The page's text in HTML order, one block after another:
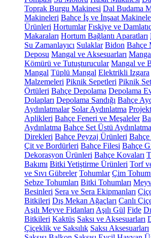
Toprak Burgu Makinesi Dal Budama
Makineleri Bahçe İş ve İnşaat
Ürünleri Hortumlar Fıskiye ve
Makaraları Hortum Bağlantı Aparatları
Su Zamanlayıcı Sulaklar Bidon Bahçe
Deposu Mangal ve Aksesuarları
Kömürü ve Tutuşturucular Mangal ve
Mangal Tüplü Mangal Elektrikli Izgara
Malzemeleri Piknik Sepetleri Piknik
Örtüleri Bahçe Depolama Depolama
Dolapları Depolama Sandığı Bahçe
Aydınlatmalar Solar Aydınlatma
Aplikleri Bahçe Feneri ve Meşaleler
Aydınlatma Bahçe Set Üstü Aydınlatma
Direkleri Bahçe Peyzaj Ürünleri
Çit ve Bordürleri Bahçe Filesi Bahçe
Dekorasyon Ürünleri Bahçe Kovaları
Bakımı Bitki Yetiştirme Ürünleri Torf
ve Sıvı Gübreler Tohumlar Çim
Sebze Tohumları Bitki Tohumları
Besinleri Sera ve Sera Ekipmanları
Bitkileri Dış Mekan Ağaçları Canlı
Aşılı Meyve Fidanları Aşılı Gül Fide
Bitkileri Kaktüs Saksı ve Aksesuarları
Çiçeklik ve Saksılık Saksı Aksesuarları